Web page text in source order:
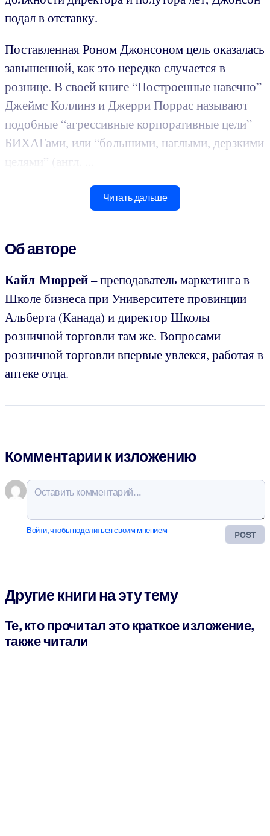
подал в отставку.
Поставленная Роном Джонсоном цель оказалась
завышенной, как это нередко случается в
рознице. В своей книге “Построенные навечно”
Джеймс Коллинз и Джерри Поррас называют
подобные “агрессивные корпоративные цели”
БИХАГами, или “большими, наглыми, дерзкими
целями” (англ. ...
Читать дальше
Об авторе
Кайл Мюррей– преподаватель маркетинга в
Школе бизнеса при Университете провинции
Альберта (Канада) и директор Школы
розничной торговли там же. Вопросами
розничной торговли впервые увлекся, работая в
аптеке отца.
Комментарии к изложению
POST
Войти, чтобы поделиться своим мнением
Другие книги на эту тему
Те, кто прочитал это краткое изложение,
также читали